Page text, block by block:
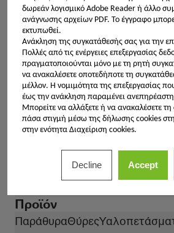
Σχεδιασμός κι Αισθητική
Εξαιρετική Αρχιτεκτονική
Έξυπνο κτήριοΠροστασία από
Διάσημα κτήριαΚυκλικότητα
Παθητικό κτήριοΕλαστικότητα
Υψηλή ασφάλειαΕυεξία
Αντιδιαρρηκτική προστασία
Τύπος κτιρίου
ΜονοκατοικίαΈρευνα και
Προϊόν
ΠαράθυραΘύρες
δωρεάν λογισμικό Adobe Reader ή άλλο
ανάγνωσης αρχείων PDF. Το έγγραφο
εκτυπωθεί.
Ανάκληση της συγκατάθεσής σας για την
Πολλές από τις ενέργειες επεξεργασίας
πραγματοποιούνται μόνο με τη ρητή
να ανακαλέσετε οποτεδήποτε τη
μέλλον. Η νομιμότητα της επεξεργασίας
έως την ανάκληση παραμένει
Μπορείτε να αλλάξετε ή να ανακαλέσετε
πάσα στιγμή μέσω της δήλωσης cookies
στην ενότητα Διαχείριση cookies.
Decline Accept